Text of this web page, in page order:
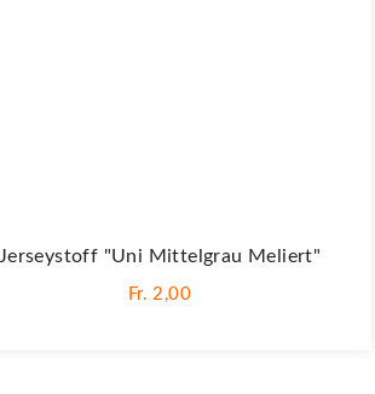
Jerseystoff "Uni Mittelgrau Meliert"
Fr. 2,00